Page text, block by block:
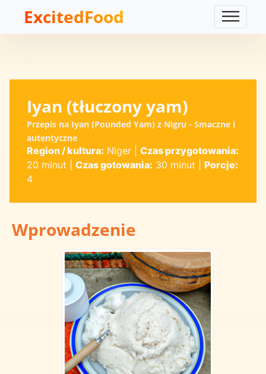
ExcitedFood
Iyan (tłuczony yam)
Przepis na Iyan (Pounded Yam) z Nigru - Smaczne i
autentyczne
Region / kultura: Niger| Czas przygotowania:
20 minut
Czas gotowania: 30 minut
Porcje:
4
Wprowadzenie